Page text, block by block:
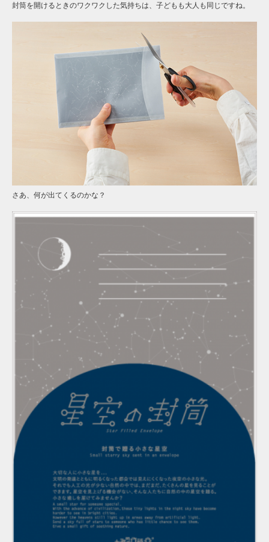
封筒を開けるときのワクワクした気持ちは、子どもも大人も同じですね。
さあ、何が出てくるのかな？